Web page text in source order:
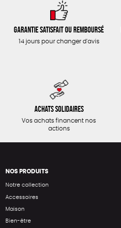
Garantie satisfait ou remboursé
14 jours pour changer d'avis
Achats solidaires
Vos achats financent nos
actions
NOS PRODUITS
Notre collection
Accessoires
Maison
Bien-être